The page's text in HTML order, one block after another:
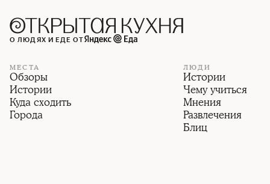
О ЛЮДЯХ И ЕДЕ ОТ
МЕСТА
Обзоры
Истории
Куда сходить
Города
ЛЮДИ
Истории
Чему учиться
Мнения
Развлечения
Блиц